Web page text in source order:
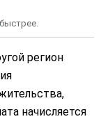
быстрее.
регион
начисляется